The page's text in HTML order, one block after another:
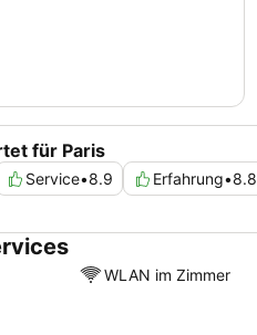
für Paris
Service•8.9 Erfahrung•8.8
WLAN im Zimmer